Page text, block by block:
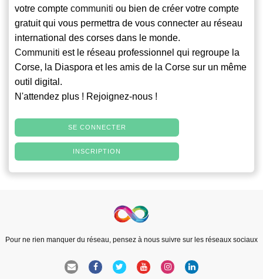
votre compte communiti ou bien de créer votre compte
gratuit qui vous permettra de vous connecter au réseau
international des corses dans le monde.
Communiti est le réseau professionnel qui regroupe la
Corse, la Diaspora et les amis de la Corse sur un même
outil digital.
N'attendez plus ! Rejoignez-nous !
SE CONNECTER
INSCRIPTION
Pour ne rien manquer du réseau, pensez à nous suivre sur les réseaux sociaux